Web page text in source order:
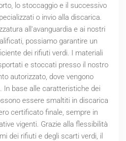
lo stoccaggio e il successivo
o invio alla discarica.
all'avanguardia e ai nostri
possiamo garantire un
dei rifiuti verdi. I materiali
e stoccati presso il nostro
autorizzato, dove vengono
In base alle caratteristiche dei
essere smaltiti in discarica
certificato finale, sempre in
vigenti. Grazie alla flessibilità
dei rifiuti e degli scarti verdi, il